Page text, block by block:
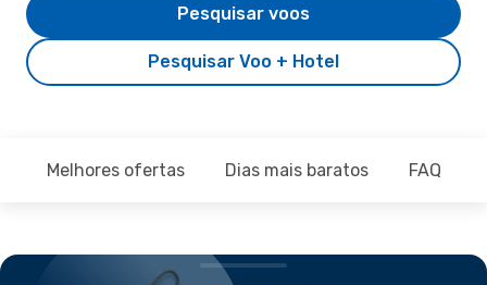
Pesquisar Voo + Hotel
Pesquisar voos
Melhores ofertas Dias mais baratos FAQ